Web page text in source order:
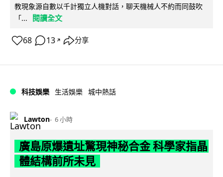
教現象源自數以千計獨立人機對話，聊天機械人不約而同鼓吹
「...
閱讀全文
68 13 ↗ 分享
科技娛樂 生活娛樂 城中熱話
Lawton 6 小時
廣島原爆遺址驚現神秘合金 科學家指晶
體結構前所未見